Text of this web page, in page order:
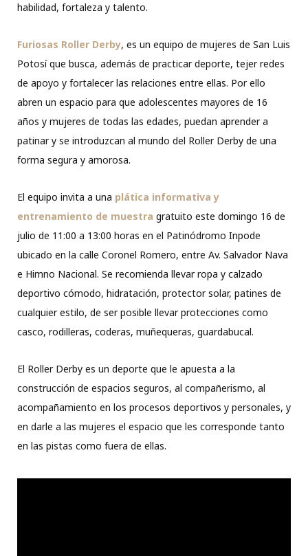
habilidad, fortaleza y talento.
Furiosas Roller Derby, es un equipo de mujeres de San Luis
Potosí que busca, además de practicar deporte, tejer redes
de apoyo y fortalecer las relaciones entre ellas. Por ello
abren un espacio para que adolescentes mayores de 16
años y mujeres de todas las edades, puedan aprender a
patinar y se introduzcan al mundo del Roller Derby de una
forma segura y amorosa.
El equipo invita a una plática informativa y
entrenamiento de muestra gratuito este domingo 16 de
julio de 11:00 a 13:00 horas en el Patinódromo Inpode
ubicado en la calle Coronel Romero, entre Av. Salvador Nava
e Himno Nacional. Se recomienda llevar ropa y calzado
deportivo cómodo, hidratación, protector solar, patines de
cualquier estilo, de ser posible llevar protecciones como
casco, rodilleras, coderas, muñequeras, guardabucal.
El Roller Derby es un deporte que le apuesta a la
construcción de espacios seguros, al compañerismo, al
acompañamiento en los procesos deportivos y personales, y
en darle a las mujeres el espacio que les corresponde tanto
en las pistas como fuera de ellas.